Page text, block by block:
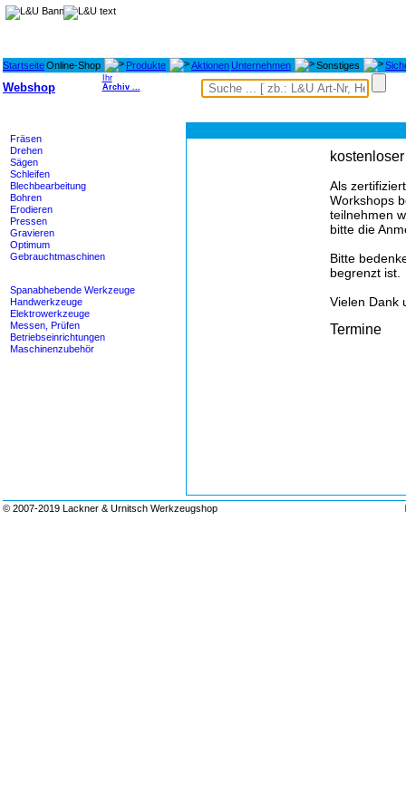
StartseiteOnline-Shop Produkte AktionenUnternehmen Sonstiges
Webshop
Ihr
Archiv ...
Fräsen
Drehen
Sägen
Schleifen
Blechbearbeitung
Bohren
Erodieren
Pressen
Gravieren
Optimum
Gebrauchtmaschinen
Spanabhebende Werkzeuge
Handwerkzeuge
Elektrowerkzeuge
Messen, Prüfen
Betriebseinrichtungen
Maschinenzubehör
Als
Workshops
teilnehmen
bitte die
Bitte
begrenzt ist.
Vielen Dank
Termine
© 2007-2019 Lackner & Urnitsch Werkzeugshop